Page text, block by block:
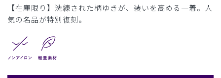
【在庫限り】洗練された柄ゆきが、装いを高める一着。人
気の名品が特別復刻。